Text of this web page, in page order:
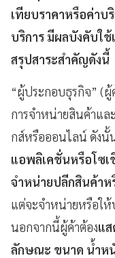
เทียบราคาหรือค่าบ
บริการ มีผลบังคับใ
สรุปสาระสำคัญดังนี้
“ผู้ประกอบธุรกิจ” (
การจำหน่ายสินค้าแ
กส์หรือออนไลน์ ดังนั้
แอพลิเคชั่นหรือโซเ
จำหน่ายปลีกสินค้าห
แต่จะจำหน่ายหรือให้
นอกจากนี้ผู้ค้าต้องแ
ลักษณะ ขนาด น้ำห